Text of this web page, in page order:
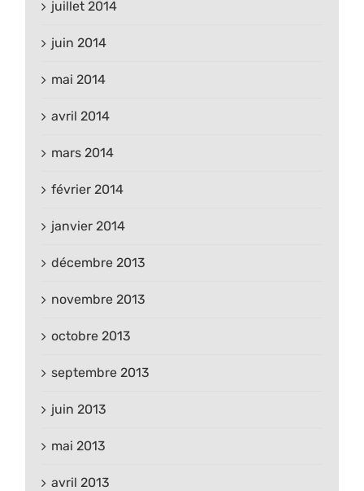
juillet 2014
juin 2014
mai 2014
avril 2014
mars 2014
février 2014
janvier 2014
décembre 2013
novembre 2013
octobre 2013
septembre 2013
juin 2013
mai 2013
avril 2013